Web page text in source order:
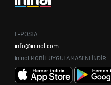
E-POSTA
info@ininal.com
ininal MOBİL UYGULAMASI'NI İNDİR